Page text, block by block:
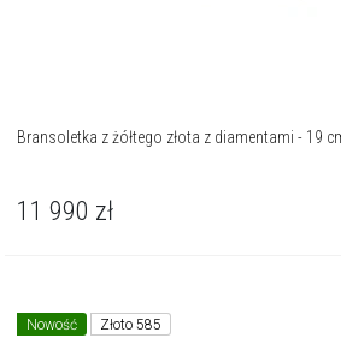
Bransoletka z żółtego złota z diamentami - 19
11 990 zł
Nowość Złoto 585